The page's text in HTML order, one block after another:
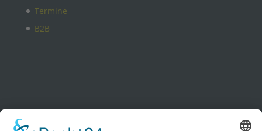
Termine
B2B